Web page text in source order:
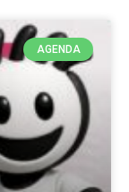
AGENDA